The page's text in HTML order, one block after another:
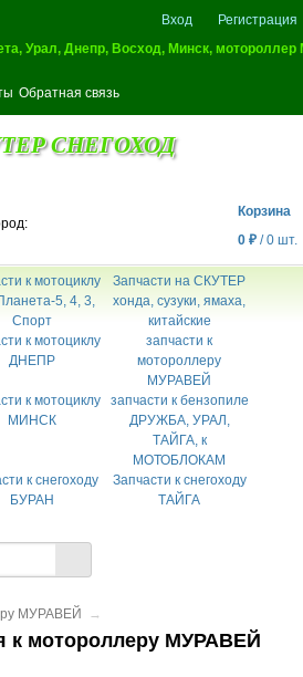
Вход
Регистрация
Урал, Днепр, Восход, Минск,
Обратная связь
СНЕГОХОД
Корзина
0 ₽ /0 шт.
к мотоциклу
5, 4, 3,
Спорт
Запчасти на СКУТЕР
хонда, сузуки, ямаха,
китайские
к мотоциклу
ДНЕПР
запчасти к
мотороллеру
МУРАВЕЙ
к мотоциклу
МИНСК
запчасти к бензопиле
ДРУЖБА, УРАЛ,
ТАЙГА, к
МОТОБЛОКАМ
к снегоходу
БУРАН
Запчасти к снегоходу
ТАЙГА
МУРАВЕЙ →
к мотороллеру МУРАВЕЙ